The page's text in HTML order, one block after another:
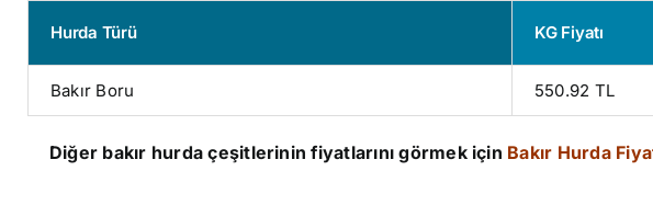
Hurda Türü KG Fiyatı
Bakır Boru 550.92 TL
Diğer bakır hurda çeşitlerinin fiyatlarını görmek için Bakır Hurda